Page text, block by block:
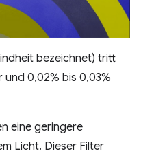
bezeichnet) tritt
und 0,02% bis 0,03%
eine geringere
Licht. Dieser Filter